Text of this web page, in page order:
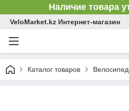
Наличие товара
VeloMarket.kz Интернет-магазин
Каталог товаров